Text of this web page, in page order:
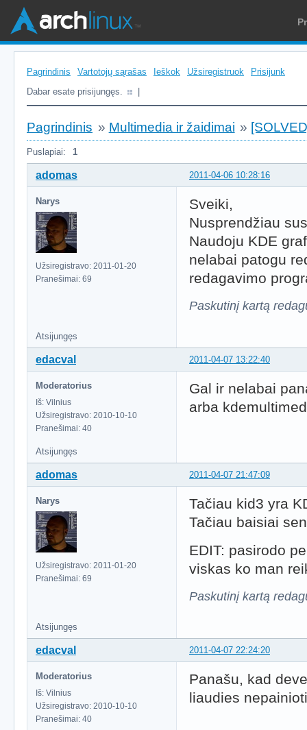
Pagrindinis Vartotojų sąrašas Ieškok Užsiregistruok
Prisijunk
Dabar esate prisijungęs.
Pagrindinis » Multimedia ir žaidimai »
Puslapiai: 1
2011-04-06 10:28:16
adomas
Narys
Užsiregistravo: 2011-01-20
Pranešimai: 69
Sveiki,
Nusprendžiau
Naudoju KDE
nelabai patogu
redagavimo
Paskutinį kartą
Atsijungęs
2011-04-07 13:22:40
edacval
Moderatorius
Iš: Vilnius
Užsiregistravo: 2010-10-10
Pranešimai: 40
Gal ir nelabai
arba
Atsijungęs
2011-04-07 21:47:09
adomas
Narys
Užsiregistravo: 2011-01-20
Pranešimai: 69
Tačiau kid3 yra
Tačiau baisiai
EDIT: pasirodo
viskas ko man
Paskutinį kartą
Atsijungęs
2011-04-07 22:24:20
edacval
Moderatorius
Iš: Vilnius
Užsiregistravo: 2010-10-10
Pranešimai: 40
Panašu, kad
liaudies